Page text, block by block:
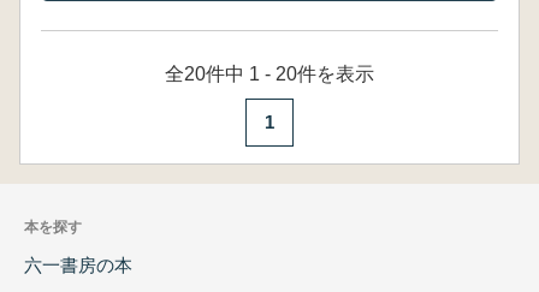
全20件中 1 - 20件を表示
1
本を探す
六一書房の本